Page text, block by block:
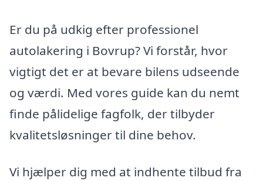
Er du på udkig efter professionel
autolakering i Bovrup? Vi forstår, hvor
vigtigt det er at bevare bilens udseende
og værdi. Med vores guide kan du nemt
finde pålidelige fagfolk, der tilbyder
kvalitetsløsninger til dine behov.
Vi hjælper dig med at indhente tilbud fra